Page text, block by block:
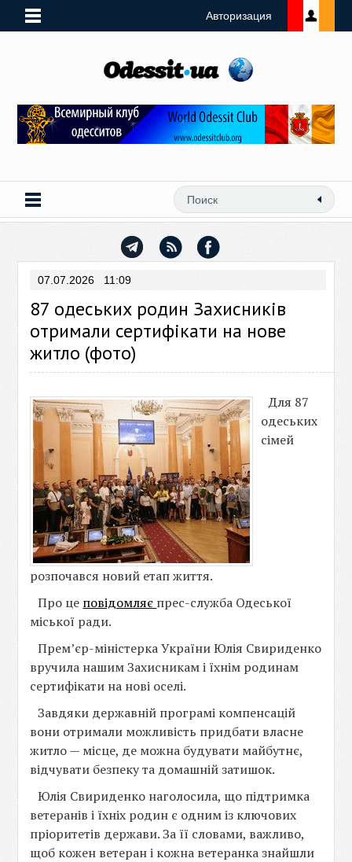
Авторизация
07.07.2026 11:09
87 одеських родин Захисників
отримали сертифікати на нове
житло (фото)
Для 87
одеських
сімей
розпочався новий етап життя.
Про це повідомляє прес-служба Одеської
міської ради.
Прем’єр-міністерка України Юлія Свириденко
вручила нашим Захисникам і їхнім родинам
сертифікати на нові оселі.
Завдяки державній програмі компенсацій
вони отримали можливість придбати власне
житло — місце, де можна будувати майбутнє,
відчувати безпеку та домашній затишок.
Юлія Свириденко наголосила, що підтримка
ветеранів і їхніх родин є одним із ключових
пріоритетів держави. За її словами, важливо,
щоб кожен ветеран і кожна ветеранка знайшли